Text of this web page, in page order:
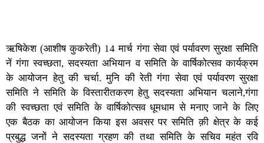
ऋषिकेश (आशीष कुकरेती) 14 मार्च गंगा सेवा एवं पर्यावरण सुरक्षा समिति
नें गंगा स्वच्छता, सदस्यता अभियान व समिति के वार्षिकोत्सव कार्यक्रम
के आयोजन हेतु की चर्चा. मुनि की रेती गंगा सेवा एवं पर्यावरण सुरक्षा
समिति ने समिति के विस्तारीतकरण हेतु सदस्यता अभियान चलाने,गंगा
की स्वच्छता एवं समिति के वार्षिकोत्सव धूमधाम से मनाए जाने के लिए
एक बैठक का आयोजन किया इस अवसर पर समिति क़ी क्षेत्र के कई
प्रबुद्ध जनों ने सदस्यता ग्रहण की तथा समिति के सचिव महंत रवि